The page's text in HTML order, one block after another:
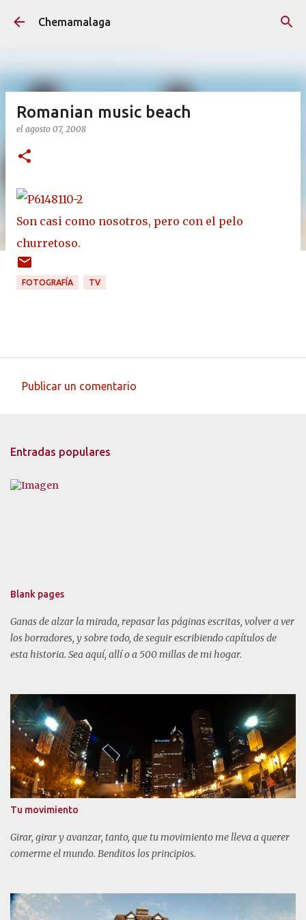
Ir al contenido principal
Chemamalaga
Romanian music beach
el agosto 07, 2008
Son casi como nosotros, pero con el pelo
churretoso.
FOTOGRAFÍA TV
e
n
s
Publicar un comentario
Entradas populares
Blank pages
Ganas de alzar la mirada, repasar las páginas escritas, volver a ver
los borradores, y sobre todo, de seguir escribiendo capítulos de
esta historia. Sea aquí, allí o a 500 millas de mi hogar.
Tu movimiento
Girar, girar y avanzar, tanto, que tu movimiento me lleva a querer
comerme el mundo. Benditos los principios.